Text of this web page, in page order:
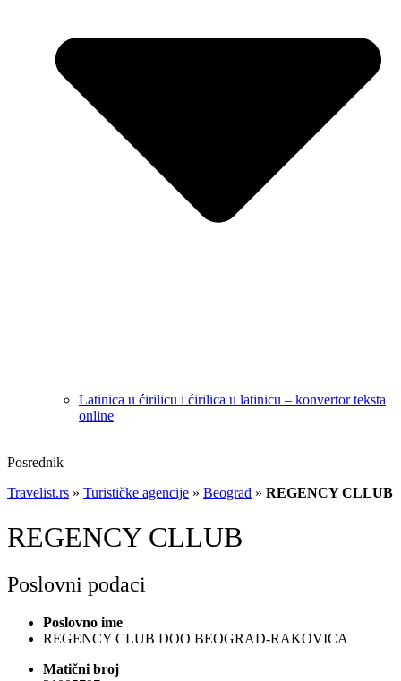
Latinica u ćirilicu i ćirilica u latinicu – konvertor teksta
online
Posrednik
Travelist.rs » Turističke agencije » Beograd » REGENCY CLLUB
REGENCY CLLUB
Poslovni podaci
Poslovno ime
REGENCY CLUB DOO BEOGRAD-RAKOVICA
Matični broj